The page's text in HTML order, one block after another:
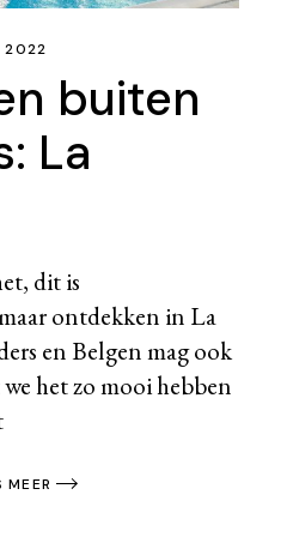
2022
buiten
La
dit is
ontdekken in La
en Belgen mag ook
het zo mooi hebben
MEER